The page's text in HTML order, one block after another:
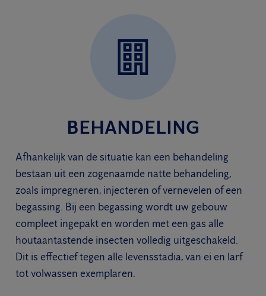
BEHANDELING
Afhankelijk van de situatie kan een behandeling
bestaan uit een zogenaamde natte behandeling,
zoals impregneren, injecteren of vernevelen of een
begassing. Bij een begassing wordt uw gebouw
compleet ingepakt en worden met een gas alle
houtaantastende insecten volledig uitgeschakeld.
Dit is effectief tegen alle levensstadia, van ei en larf
tot volwassen exemplaren.